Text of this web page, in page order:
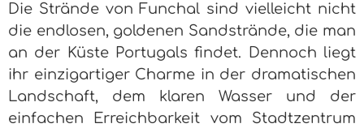
Die Strände von Funchal sind vielleicht nicht
die endlosen, goldenen Sandstrände, die man
an der Küste Portugals findet. Dennoch liegt
ihr einzigartiger Charme in der dramatischen
Landschaft, dem klaren Wasser und der
einfachen Erreichbarkeit vom Stadtzentrum